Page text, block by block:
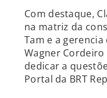
Com destaque,
na matriz da
Tam e a
Wagner
dedicar a
Portal da BRT